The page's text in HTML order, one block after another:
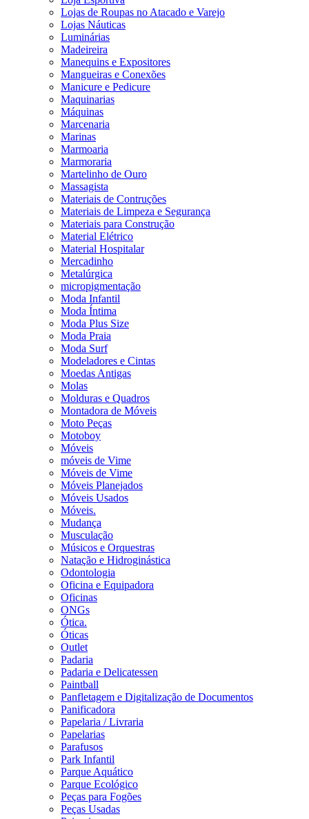
Lojas de Roupas no Atacado e Varejo
Lojas Náuticas
Luminárias
Madeireira
Manequins e Expositores
Mangueiras e Conexões
Manicure e Pedicure
Maquinarias
Máquinas
Marcenaria
Marinas
Marmoaria
Marmoraria
Martelinho de Ouro
Massagista
Materiais de Contruções
Materiais de Limpeza e Segurança
Materiais para Construção
Material Elétrico
Material Hospitalar
Mercadinho
Metalúrgica
micropigmentação
Moda Infantil
Moda Íntima
Moda Plus Size
Moda Praia
Moda Surf
Modeladores e Cintas
Moedas Antigas
Molas
Molduras e Quadros
Montadora de Móveis
Moto Peças
Motoboy
Móveis
móveis de Vime
Móveis de Vime
Móveis Planejados
Móveis Usados
Móveis.
Mudança
Musculação
Músicos e Orquestras
Natação e Hidroginástica
Odontologia
Oficina e Equipadora
Oficinas
ONGs
Ótica.
Óticas
Outlet
Padaria
Padaria e Delicatessen
Paintball
Panfletagem e Digitalização de Documentos
Panificadora
Papelaria / Livraria
Papelarias
Parafusos
Park Infantil
Parque Aquático
Parque Ecológico
Peças para Fogões
Peças Usadas